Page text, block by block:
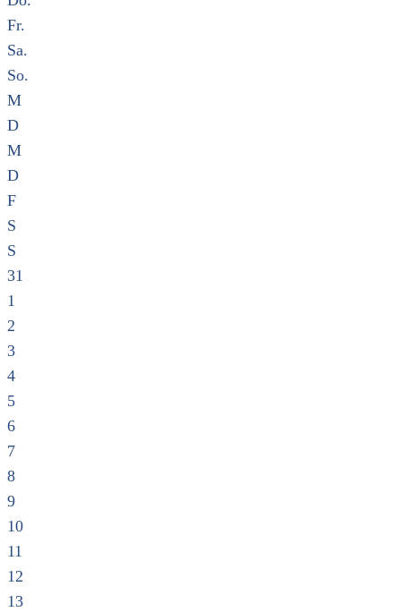
Fr.
Sa.
So.
M
D
M
D
F
S
S
31
1
2
3
4
5
6
7
8
9
10
11
12
13